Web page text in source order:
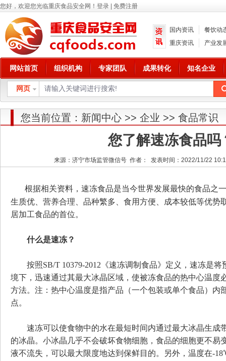
您好，欢迎您光临重庆食品安全网！ 登录 免费注册
国内资讯
餐饮动
重庆资讯
产业发
网站首页 组织机构 专家团队 成果转化 知名企业
网页
您当前位置： 新闻中心 >> 企业 >> 食品常识
您了解速冻食品吗
来源：济宁市场监管微信号 作者： 发表时间：2022/11/22
根据相关资料， 速冻食品是当今世界发展最快的食品之
生质优、营养合理、品种繁多、食用方便、成本较低等优势
居加工食品的首位。
什么是速冻？
按照SB/T 10379-2012《速冻调制食品》定义，速冻是将
境下，迅速通过其最大冰晶区域，使被冻食品的热中心温度
方法。注：热中心温度是指产品（一个包装或单个食品）内
点。
速冻可以使食物中的水在最短时间内通过最大冰晶生成
的冰晶。小冰晶几乎不会破坏食物细胞，食品的细胞更不易
液不流失，可以最大限度地达到保鲜目的。另外，温度在-